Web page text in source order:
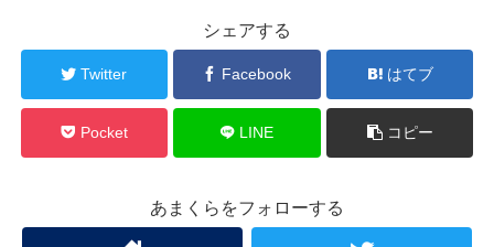
シェアする
Twitter Facebook はてブ
Pocket LINE コピー
あまくらをフォローする